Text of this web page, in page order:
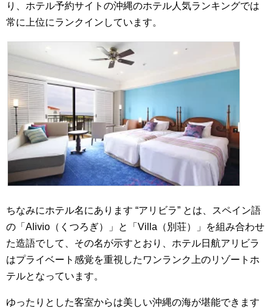
り、ホテル予約サイトの沖縄のホテル人気ランキングでは
常に上位にランクインしています。
ちなみにホテル名にあります “アリビラ” とは、スペイン語
の「Alivio（くつろぎ）」と「Villa（別荘）」を組み合わせ
た造語でして、その名が示すとおり、ホテル日航アリビラ
はプライベート感覚を重視したワンランク上のリゾートホ
テルとなっています。
ゆったりとした客室からは美しい沖縄の海が堪能できます